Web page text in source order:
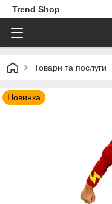
Trend Shop
Товари та послуги
Новинка